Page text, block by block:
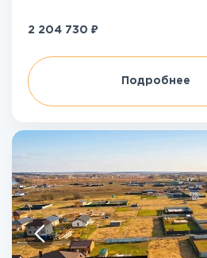
2 204 730 ₽
Подробнее